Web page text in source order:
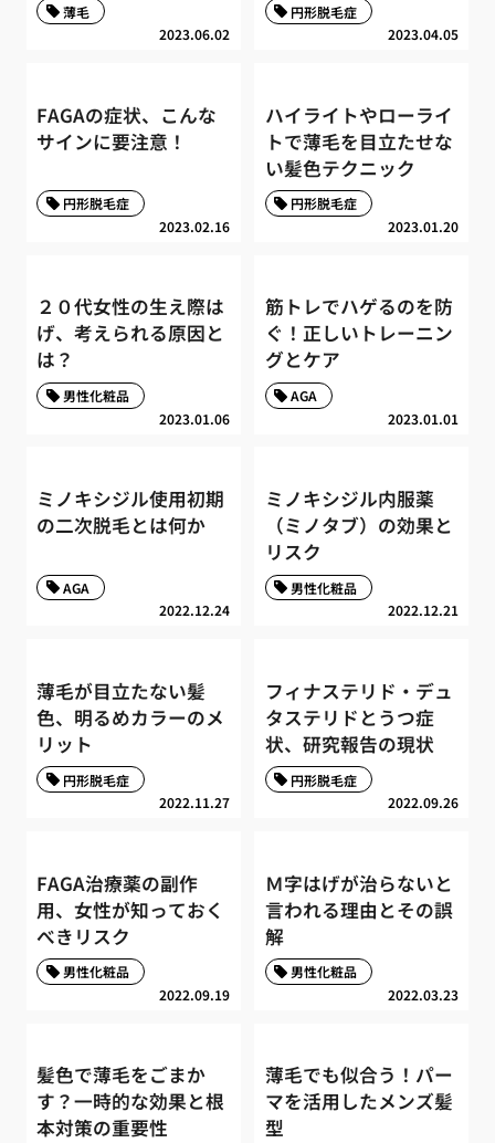
2023.06.02
薄毛
2023.04.05
円形脱毛症
FAGAの症状、こんな
サインに要注意！
2023.02.16
円形脱毛症
ハイライトやローライ
トで薄毛を目立たせな
い髪色テクニック
2023.01.20
円形脱毛症
２０代女性の生え際は
げ、考えられる原因と
は？
2023.01.06
男性化粧品
筋トレでハゲるのを防
ぐ！正しいトレーニン
グとケア
2023.01.01
AGA
ミノキシジル使用初期
の二次脱毛とは何か
2022.12.24
AGA
ミノキシジル内服薬
（ミノタブ）の効果と
リスク
2022.12.21
男性化粧品
薄毛が目立たない髪
色、明るめカラーのメ
リット
2022.11.27
円形脱毛症
フィナステリド・デュ
タステリドとうつ症
状、研究報告の現状
2022.09.26
円形脱毛症
FAGA治療薬の副作
用、女性が知っておく
べきリスク
2022.09.19
男性化粧品
Ｍ字はげが治らないと
言われる理由とその誤
解
2022.03.23
男性化粧品
髪色で薄毛をごまか
す？一時的な効果と根
本対策の重要性
薄毛でも似合う！パー
マを活用したメンズ髪
型